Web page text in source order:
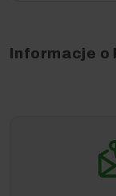
Informacje o